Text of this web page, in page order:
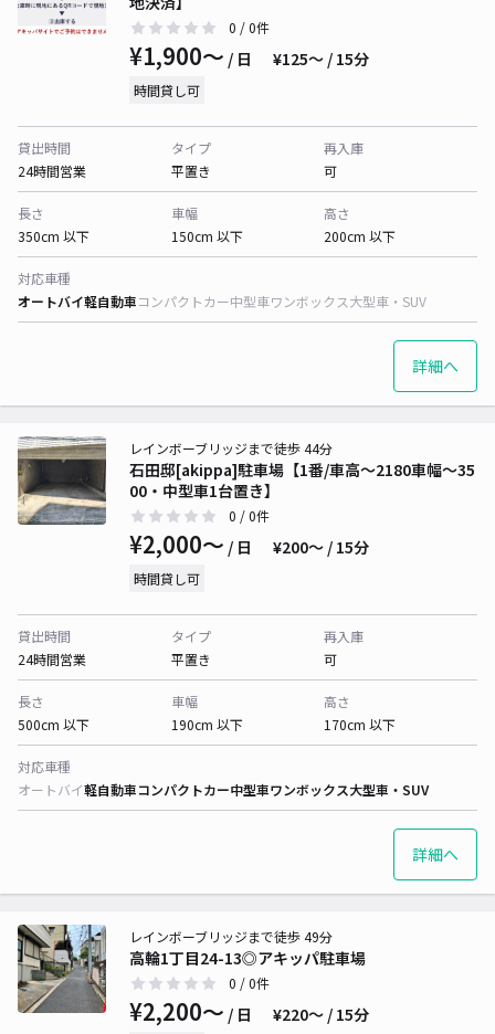
0 / 0件
¥1,900〜 / 日 ¥125〜 / 15分
時間貸し可
貸出時間
24時間営業
タイプ
平置き
再入庫
可
長さ
350cm 以下
車幅
150cm 以下
高さ
200cm 以下
対応車種
オートバイ軽自動車コンパクトカー中型車ワンボックス大型車・SUV
詳細へ
石田邸[akippa]駐車場【1番/車高〜2180車幅〜35
00・中型車1台置き】
レインボーブリッジまで徒歩 44分
0 / 0件
¥2,000〜 / 日 ¥200〜 / 15分
時間貸し可
貸出時間
24時間営業
タイプ
平置き
再入庫
可
長さ
500cm 以下
車幅
190cm 以下
高さ
170cm 以下
対応車種
オートバイ軽自動車コンパクトカー中型車ワンボックス大型車・SUV
詳細へ
高輪1丁目24-13◎アキッパ駐車場
レインボーブリッジまで徒歩 49分
0 / 0件
¥2,200〜 / 日 ¥220〜 / 15分